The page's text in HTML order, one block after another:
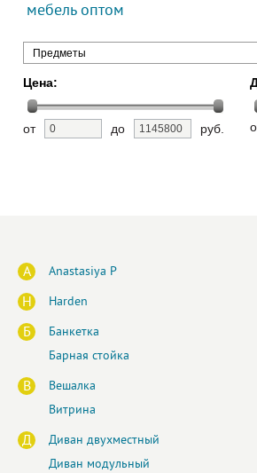
мебель оптом
Предметы
Цена:
от до руб.
A Anastasiya P
H Harden
Б
Банкетка
Барная стойка
В
Вешалка
Витрина
Д
Диван двухместный
Диван модульный